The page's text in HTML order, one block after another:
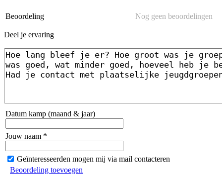
Beoordeling Nog geen beoordelingen
Deel je ervaring
Datum kamp (maand & jaar)
Jouw naam *
Geïnteresseerden mogen mij via mail contacteren
Beoordeling toevoegen